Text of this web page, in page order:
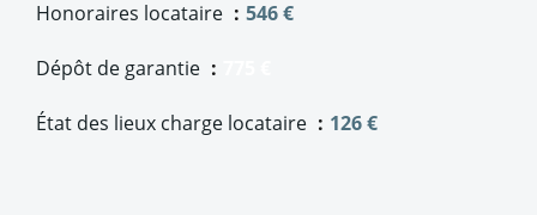
Honoraires locataire 546 €
Dépôt de garantie
État des lieux charge locataire 126 €